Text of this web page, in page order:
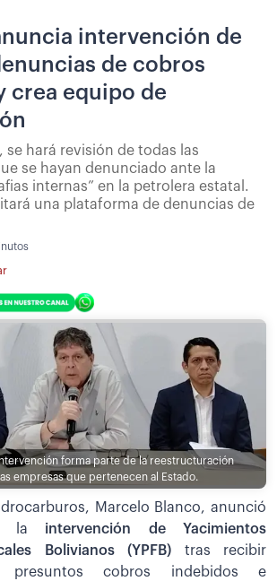
intervención de
de cobros
crea equipo de
se hará revisión de todas las
se hayan denunciado ante la
internas” en la petrolera estatal.
una plataforma de denuncias de
forma parte de la reestructuración
empresas que pertenecen al Estado.
Marcelo Blanco, anunció
la intervención de Yacimientos
Bolivianos (YPFB) tras recibir
presuntos cobros indebidos e